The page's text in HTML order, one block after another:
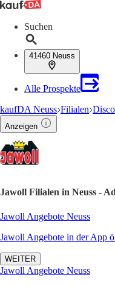
Suchen
41460 Neuss
Alle Prospekte
kaufDA Neuss Filialen
Anzeigen
Jawoll Filialen in Neuss -
Jawoll Angebote Neuss
Jawoll Angebote in der App
WEITER
Jawoll Angebote Neuss